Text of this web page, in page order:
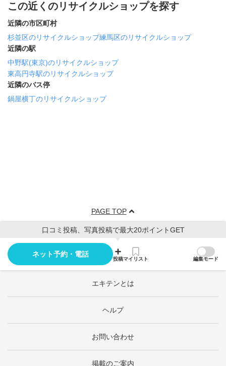
この近くのリサイクルショップを探す
近隣の市区町村
杉並区のリサイクルショップ練馬区のリサイクルショップ
近隣の駅
中野駅(東京)のリサイクルショップ
東高円寺駅のリサイクルショップ
近隣のバス停
鍋屋横丁のリサイクルショップ
PAGE TOP
口コミ投稿、写真投稿で最大20ポイントGET
ネット予約・電話
投稿マイリスト 編集モード
エキテンとは
ヘルプ
お問い合わせ
掲載のご案内